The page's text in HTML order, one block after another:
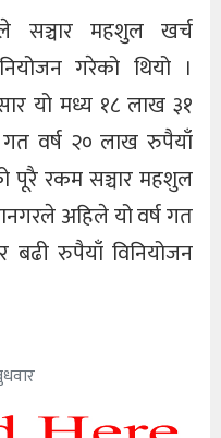
सञ्चार महशुल खर्च
गरेको थियो ।
यो मध्य १८ लाख ३१
वर्ष २० लाख रुपैयाँ
पूरै रकम सञ्चार महशुल
अहिले यो वर्ष गत
बढी रुपैयाँ विनियोजन